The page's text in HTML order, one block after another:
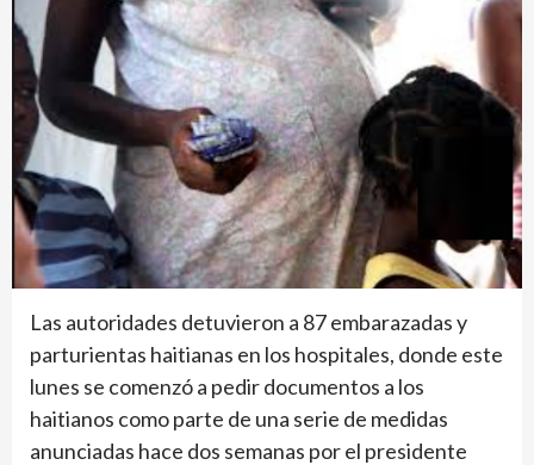
Las autoridades detuvieron a 87 embarazadas y
parturientas haitianas en los hospitales, donde este
lunes se comenzó a pedir documentos a los
haitianos como parte de una serie de medidas
anunciadas hace dos semanas por el presidente